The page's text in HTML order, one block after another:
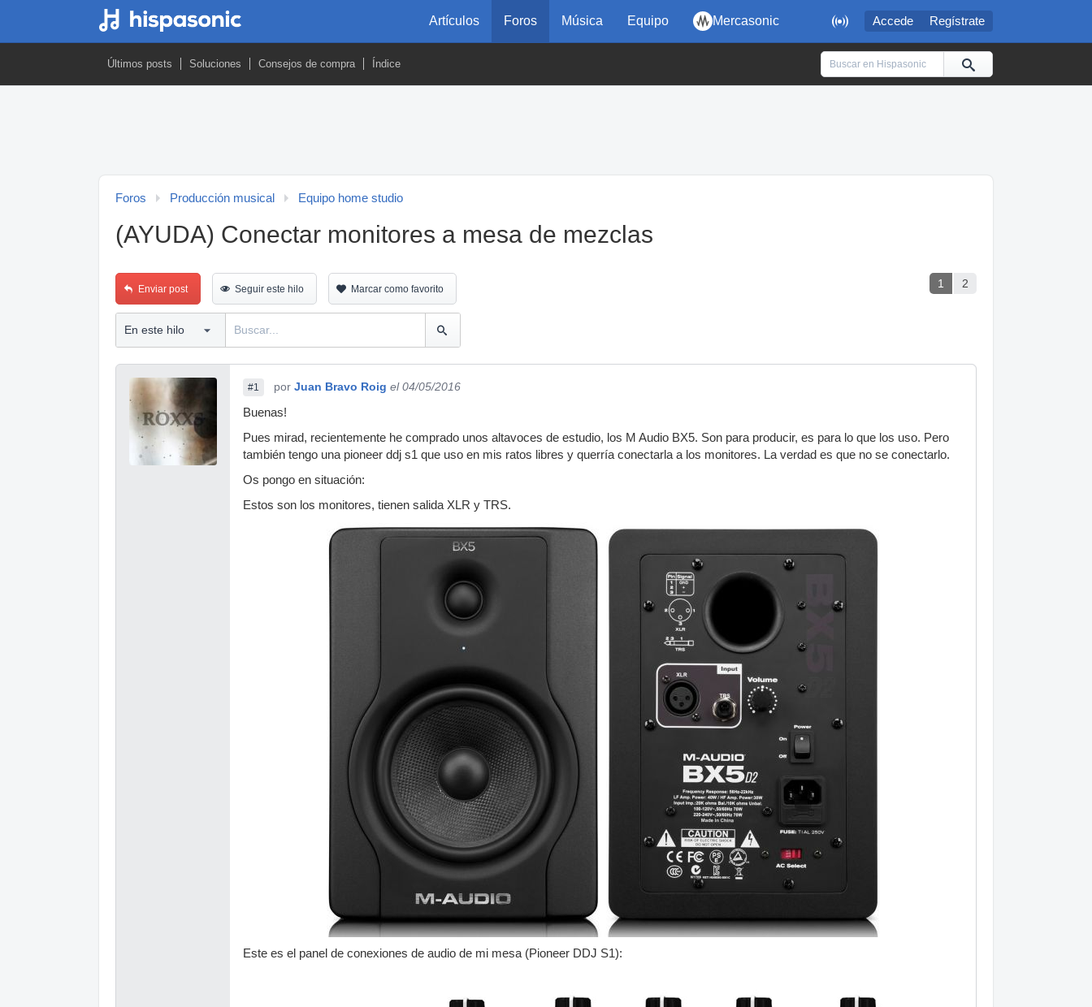
 Accede Regístrate
Artículos Foros Música Equipo Mercasonic
Últimos posts Soluciones Consejos de compra Índice
Foros Producción musical Equipo home studio
(AYUDA) Conectar monitores a mesa de mezclas
1 2
Enviar post Seguir este hilo Marcar como favorito
#1 por Juan Bravo Roig el 04/05/2016
Buenas!
Pues mirad, recientemente he comprado unos altavoces de estudio, los M Audio BX5. Son para producir, es para lo que los uso. Pero
también tengo una pioneer ddj s1 que uso en mis ratos libres y querría conectarla a los monitores. La verdad es que no se conectarlo.
Os pongo en situación:
Estos son los monitores, tienen salida XLR y TRS.
Este es el panel de conexiones de audio de mi mesa (Pioneer DDJ S1):